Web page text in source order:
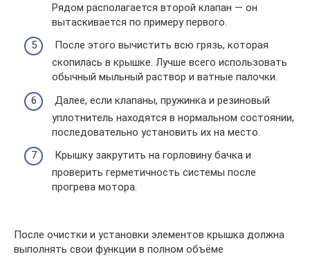
Рядом располагается второй клапан — он
вытаскивается по примеру первого.
После этого вычистить всю грязь, которая
скопилась в крышке. Лучше всего использовать
обычный мыльный раствор и ватные палочки.
Далее, если клапаны, пружинка и резиновый
уплотнитель находятся в нормальном состоянии,
последовательно установить их на место.
Крышку закрутить на горловину бачка и
проверить герметичность системы после
прогрева мотора.
После очистки и установки элементов крышка должна
выполнять свои функции в полном объёме